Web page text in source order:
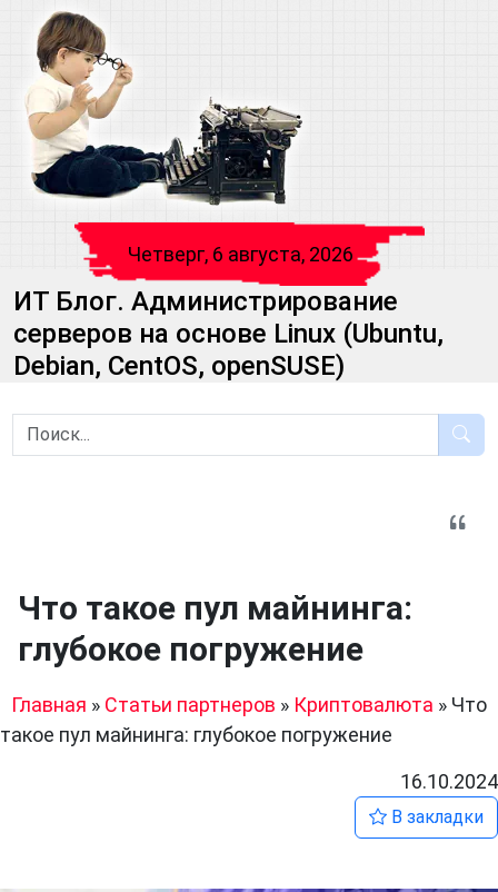
Четверг, 6 августа, 2026
ИТ Блог. Администрирование
серверов на основе Linux (Ubuntu,
Debian, CentOS, openSUSE)
Что такое пул майнинга:
глубокое погружение
Главная » Статьи партнеров » Криптовалюта » Что
такое пул майнинга: глубокое погружение
16.10.2024
В закладки